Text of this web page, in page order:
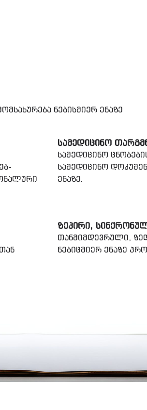
ნებისმიერ ენაზე
ᲡᲐᲛᲔᲓᲘᲪᲘᲜᲝ
სამედიცინო
სამედიცინო
ენაზე.
ᲖᲔᲞᲘᲠᲘ,
თანმიმდევრული,
ნებიცმიერ ენაზე